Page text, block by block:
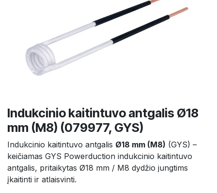
Indukcinio kaitintuvo antgalis Ø18
mm (M8) (079977, GYS)
Indukcinio kaitintuvo antgalis Ø18 mm (M8) (GYS) –
keičiamas GYS Powerduction indukcinio kaitintuvo
antgalis, pritaikytas Ø18 mm / M8 dydžio jungtims
įkaitinti ir atlaisvinti.